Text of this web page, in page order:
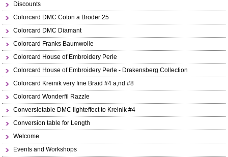
Discounts
Colorcard DMC Coton a Broder 25
Colorcard DMC Diamant
Colorcard Franks Baumwolle
Colorcard House of Embroidery Perle
Colorcard House of Embroidery Perle - Drakensberg Collection
Colorcard Kreinik very fine Braid #4 a,nd #8
Colorcard Wonderfil Razzle
Conversietable DMC lighteffect to Kreinik #4
Conversion table for Length
Welcome
Events and Workshops